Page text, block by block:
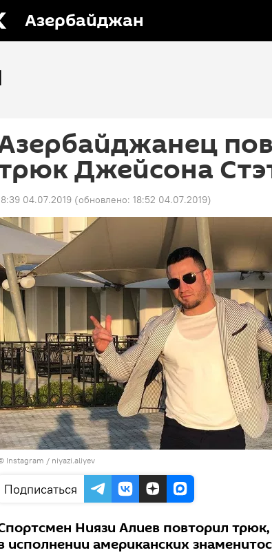
Азербайджан
Джейсона
04.07.2019 (обновлено: 18:52 04.07.2019)
Instagram / niyazi.aliyev
Подписаться
Ниязи Алиев повторил
исполнении американских